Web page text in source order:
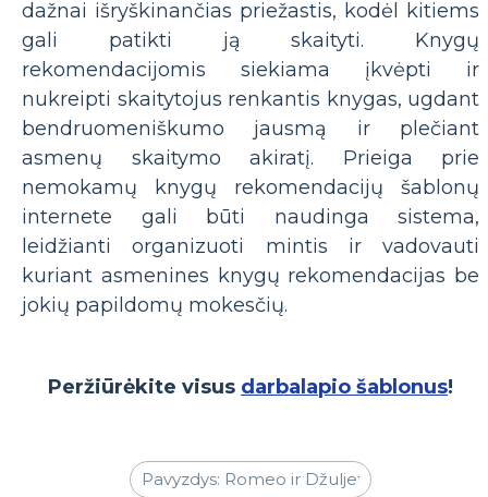
dažnai išryškinančias priežastis, kodėl kitiems
gali patikti ją skaityti. Knygų
rekomendacijomis siekiama įkvėpti ir
nukreipti skaitytojus renkantis knygas, ugdant
bendruomeniškumo jausmą ir plečiant
asmenų skaitymo akiratį. Prieiga prie
nemokamų knygų rekomendacijų šablonų
internete gali būti naudinga sistema,
leidžianti organizuoti mintis ir vadovauti
kuriant asmenines knygų rekomendacijas be
jokių papildomų mokesčių.
Peržiūrėkite visus darbalapio šablonus!